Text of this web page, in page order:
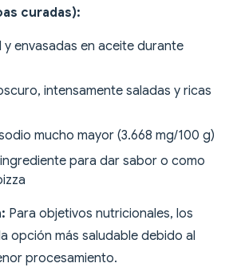
curadas):
y envasadas en aceite durante
intensamente saladas y ricas
mucho mayor (3.668 mg/100 g)
para dar sabor o como
Para objetivos nutricionales, los
opción más saludable debido al
procesamiento.